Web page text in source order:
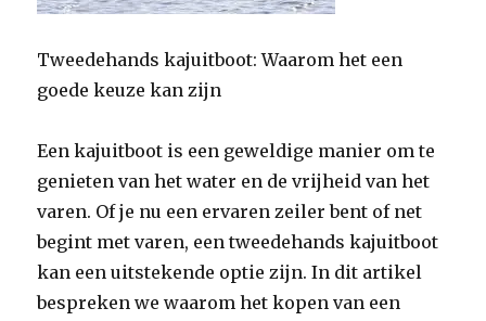
Tweedehands kajuitboot: Waarom het een
goede keuze kan zijn
Een kajuitboot is een geweldige manier om te
genieten van het water en de vrijheid van het
varen. Of je nu een ervaren zeiler bent of net
begint met varen, een tweedehands kajuitboot
kan een uitstekende optie zijn. In dit artikel
bespreken we waarom het kopen van een